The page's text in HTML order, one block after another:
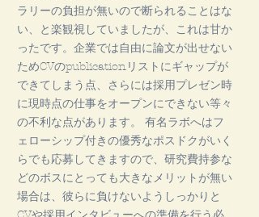
ラリーの負担が無いので断られることはな
い、と楽観視していましたが、これは甘か
ったです。企業では自由に論文が出せない
ためCVのpublicationリストにギャップが
できてしまう点、さらには採用プレゼン時
に現時点の仕事をオープンにできない等々
の不利な点があります。 有名ラボへはフ
ェローシップ付きの優秀なポスドクがいく
らでも応募してきますので、研究費持参な
どのボスにとっても大きなメリットが無い
場合は、彼らに負けないようしっかりと